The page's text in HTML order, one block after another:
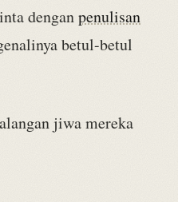
denganpenulisan
betul-betul
jiwa mereka